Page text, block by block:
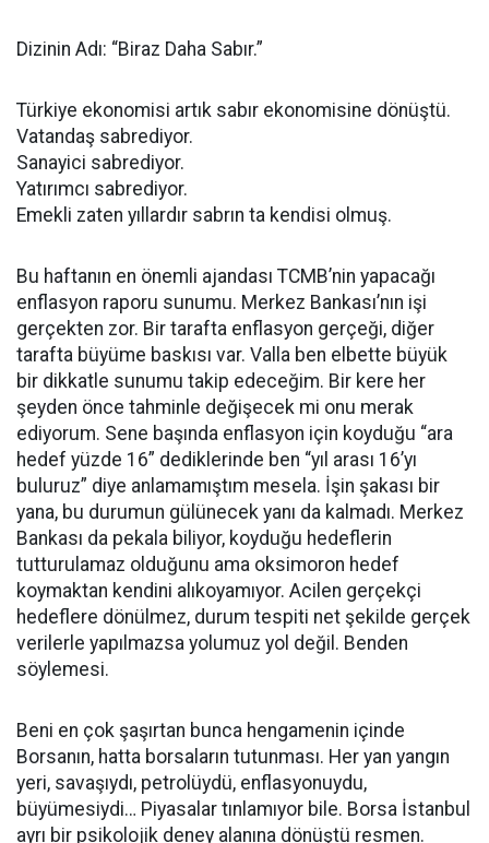
Dizinin Adı: “Biraz Daha Sabır.”
Türkiye ekonomisi artık sabır ekonomisine dönüştü.
Vatandaş sabrediyor.
Sanayici sabrediyor.
Yatırımcı sabrediyor.
Emekli zaten yıllardır sabrın ta kendisi olmuş.
Bu haftanın en önemli ajandası TCMB’nin yapacağı
enflasyon raporu sunumu. Merkez Bankası’nın işi
gerçekten zor. Bir tarafta enflasyon gerçeği, diğer
tarafta büyüme baskısı var. Valla ben elbette büyük
bir dikkatle sunumu takip edeceğim. Bir kere her
şeyden önce tahminle değişecek mi onu merak
ediyorum. Sene başında enflasyon için koyduğu “ara
hedef yüzde 16” dediklerinde ben “yıl arası 16’yı
buluruz” diye anlamamıştım mesela. İşin şakası bir
yana, bu durumun gülünecek yanı da kalmadı. Merkez
Bankası da pekala biliyor, koyduğu hedeflerin
tutturulamaz olduğunu ama oksimoron hedef
koymaktan kendini alıkoyamıyor. Acilen gerçekçi
hedeflere dönülmez, durum tespiti net şekilde gerçek
verilerle yapılmazsa yolumuz yol değil. Benden
söylemesi.
Beni en çok şaşırtan bunca hengamenin içinde
Borsanın, hatta borsaların tutunması. Her yan yangın
yeri, savaşıydı, petrolüydü, enflasyonuydu,
büyümesiydi… Piyasalar tınlamıyor bile. Borsa İstanbul
ayrı bir psikolojik deney alanına dönüştü resmen.